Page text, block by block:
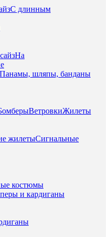
С длинным
На
Панамы, шляпы, банданы
ВетровкиЖилеты
жилетыСигнальные
костюмы
и кардиганы